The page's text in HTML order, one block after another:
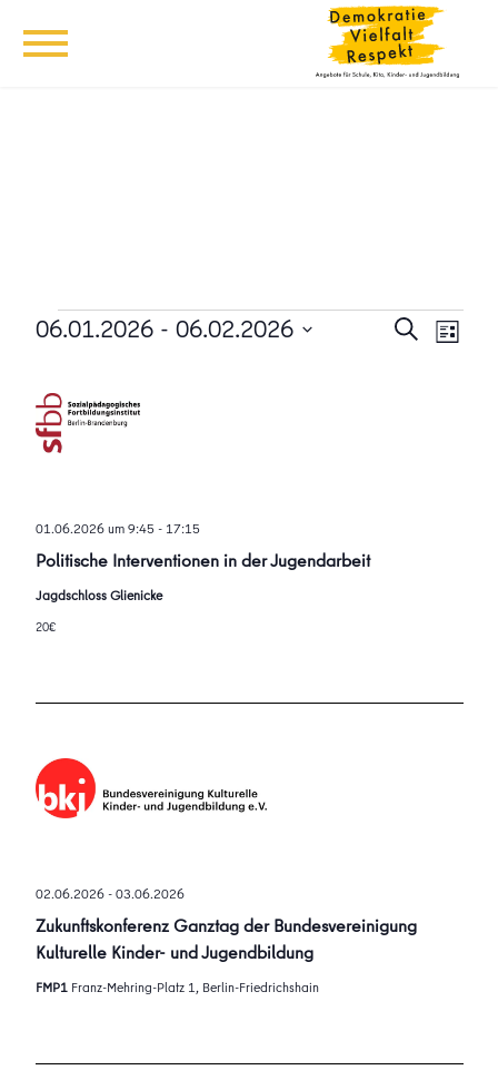
Veranstaltungen SucheListe
06.01.2026 - 06.02.2026
wählen.
Politische Interventionen in der Jugendarbeit
01.06.2026 um 9:45- 17:15
Jagdschloss Glienicke
20€
Zukunftskonferenz Ganztag der Bundesvereinigung
Kulturelle Kinder- und Jugendbildung
02.06.2026-03.06.2026
FMP1 Franz-Mehring-Platz 1, Berlin-Friedrichshain